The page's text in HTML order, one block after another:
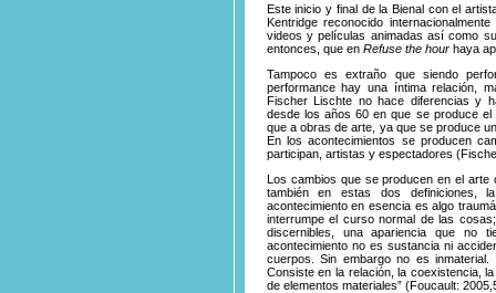
Este inicio y final de la Bienal con el
Kentridge reconocido
videos y películas animadas así como
entonces, que en Refuse the hour haya
Tampoco es extraño que siendo
performance hay una íntima relación,
Fischer Lischte no hace diferencias y
desde los años 60 en que se produce
que a obras de arte, ya que se produce
En los acontecimientos se producen
participan, artistas y espectadores
Los cambios que se producen en el arte
también en estas dos definiciones,
acontecimiento en esencia es algo
interrumpe el curso normal de las
discernibles, una apariencia que no
acontecimiento no es sustancia ni
cuerpos. Sin embargo no es
Consiste en la relación, la coexistencia,
de elementos materiales” (Foucault: